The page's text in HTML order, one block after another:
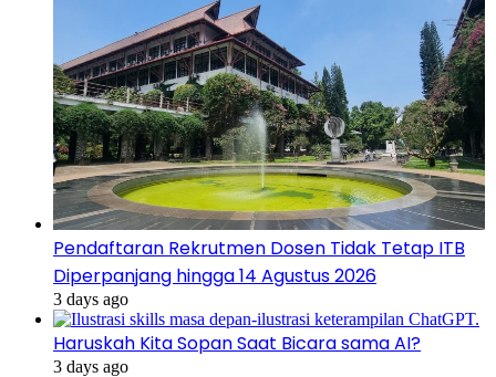
Pendaftaran Rekrutmen Dosen Tidak Tetap ITB
Diperpanjang hingga 14 Agustus 2026
3 days ago
Haruskah Kita Sopan Saat Bicara sama AI?
3 days ago